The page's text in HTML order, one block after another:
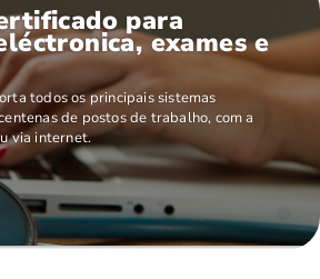
para
exames e
todos os principais sistemas
de postos de trabalho, com a
via internet.